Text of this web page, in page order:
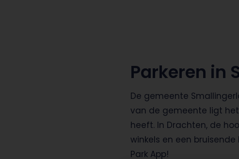
Parkeren in
De gemeente
van de gemeente ligt
heeft. In Drachten, de
winkels en een
Park App!